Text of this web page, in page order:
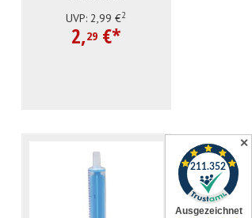
✕
UVP:2,99 €2
2,29 €*